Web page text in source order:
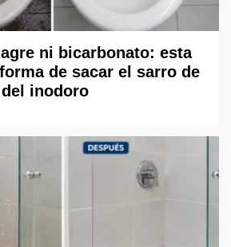
ni bicarbonato: esta
de sacar el sarro de
inodoro